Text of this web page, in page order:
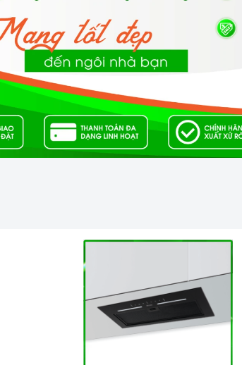
quạt thông gió kết hợp với các màng lọc.Máy
hệ thống dẫn khí, lưới lọc, quạt hút, đèn